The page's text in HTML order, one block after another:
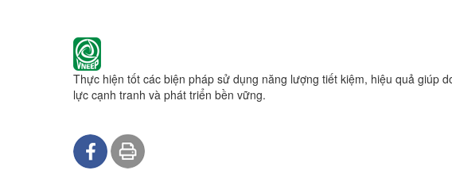
Thực hiện tốt các biện pháp sử dụng năng lượng tiết kiệm, hiệu quả giúp
lực cạnh tranh và phát triển bền vững.